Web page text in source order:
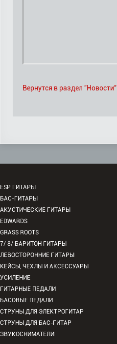
Вернутся в раздел "Новости"
ESP ГИТАРЫ
БАС-ГИТАРЫ
АКУСТИЧЕСКИЕ ГИТАРЫ
EDWARDS
GRASS ROOTS
7/ 8/ БАРИТОН ГИТАРЫ
ЛЕВОСТОРОННИЕ ГИТАРЫ
КЕЙСЫ, ЧЕХЛЫ И АКСЕССУАРЫ
УСИЛЕНИЕ
ГИТАРНЫЕ ПЕДАЛИ
БАСОВЫЕ ПЕДАЛИ
СТРУНЫ ДЛЯ ЭЛЕКТРОГИТАР
СТРУНЫ ДЛЯ БАС-ГИТАР
ЗВУКОСНИМАТЕЛИ